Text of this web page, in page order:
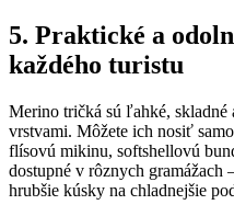
5. Praktické a
každého turistu
Merino tričká sú ľahké,
vrstvami. Môžete ich nosiť
flísovú mikinu, softshellovú
dostupné v rôznych gramážach
hrubšie kúsky na chladnejšie